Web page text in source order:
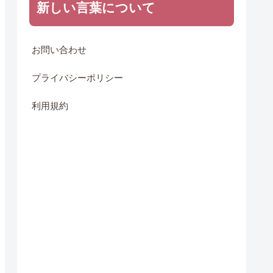
新しい言葉について
お問い合わせ
プライバシーポリシー
利用規約